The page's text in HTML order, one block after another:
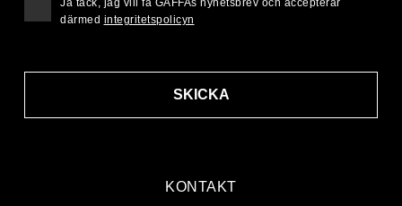
KONTAKT
SKICKA
Ja tack, jag vill få GAFFAs nyhetsbrev och accepterar
därmed integritetspolicyn